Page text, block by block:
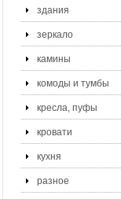
здания
зеркало
камины
комоды и тумбы
кресла, пуфы
кровати
кухня
разное